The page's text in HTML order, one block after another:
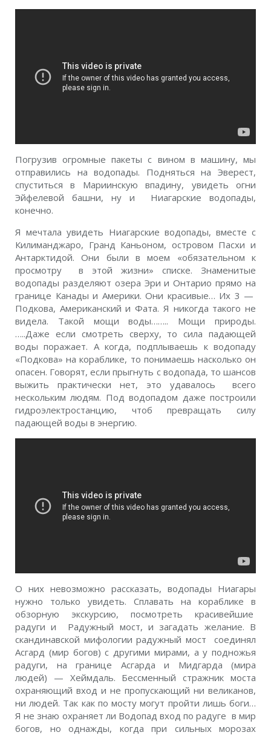
Погрузив огромные пакеты с вином в машину, мы
отправились на водопады. Подняться на Эверест,
спуститься в Мариинскую впадину, увидеть огни
Эйфелевой башни, ну и Ниагарские водопады,
конечно.
Я мечтала увидеть Ниагарские водопады, вместе с
Килиманджаро, Гранд Каньоном, островом Пасхи и
Антарктидой. Они были в моем «обязательном к
просмотру в этой жизни» списке. Знаменитые
водопады разделяют озера Эри и Онтарио прямо на
границе Канады и Америки. Они красивые… Их 3 —
Подкова, Американский и Фата. Я никогда такого не
видела. Такой мощи воды…….. Мощи природы.
…..Даже если смотреть сверху, то сила падающей
воды поражает. А когда, подплываешь к водопаду
«Подкова» на кораблике, то понимаешь насколько он
опасен. Говорят, если прыгнуть с водопада, то шансов
выжить практически нет, это удавалось всего
нескольким людям. Под водопадом даже построили
гидроэлектростанцию, чтоб превращать силу
падающей воды в энергию.
О них невозможно рассказать, водопады Ниагары
нужно только увидеть. Сплавать на кораблике в
обзорную экскурсию, посмотреть красивейшие
радуги и Радужный мост, и загадать желание. В
скандинавской мифологии радужный мост соединял
Асгард (мир богов) с другими мирами, а у подножья
радуги, на границе Асгарда и Мидгарда (мира
людей) — Хеймдаль. Бессменный стражник моста
охраняющий вход и не пропускающий ни великанов,
ни людей. Так как по мосту могут пройти лишь боги…
Я не знаю охраняет ли Водопад вход по радуге в мир
богов, но однажды, когда при сильных морозах